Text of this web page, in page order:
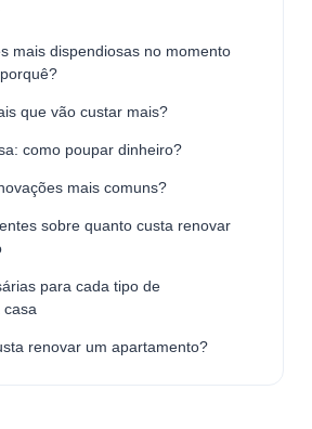
mais dispendiosas no momento
que vão custar mais?
como poupar dinheiro?
mais comuns?
sobre quanto custa renovar
para cada tipo de
casa
renovar um apartamento?